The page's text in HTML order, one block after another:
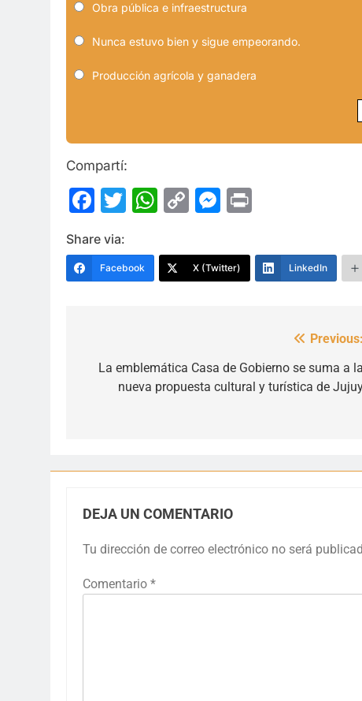
Obra pública e infraestructura
Nunca estuvo bien y sigue empeorando.
Producción agrícola y ganadera
Compartí:
Facebook
Twitter
WhatsApp
CopyMessenger
Share via:
Facebook X (Twitter) LinkedIn
de
Previous:
La emblemática Casa de Gobierno se suma a la
nueva propuesta cultural y turística de
DEJA UN COMENTARIO
Tu dirección de correo electrónico no será
Comentario *